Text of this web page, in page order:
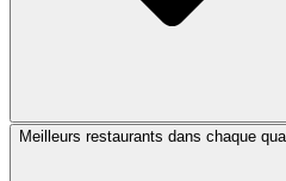
Meilleurs restaurants dans chaque